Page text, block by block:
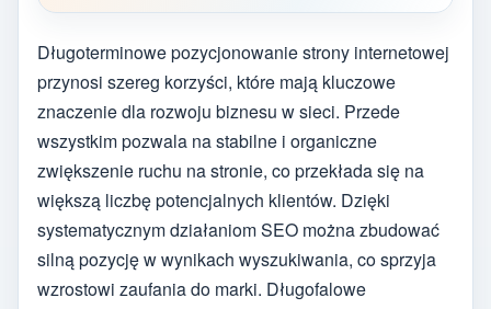
Długoterminowe pozycjonowanie strony internetowej
przynosi szereg korzyści, które mają kluczowe
znaczenie dla rozwoju biznesu w sieci. Przede
wszystkim pozwala na stabilne i organiczne
zwiększenie ruchu na stronie, co przekłada się na
większą liczbę potencjalnych klientów. Dzięki
systematycznym działaniom SEO można zbudować
silną pozycję w wynikach wyszukiwania, co sprzyja
wzrostowi zaufania do marki. Długofalowe